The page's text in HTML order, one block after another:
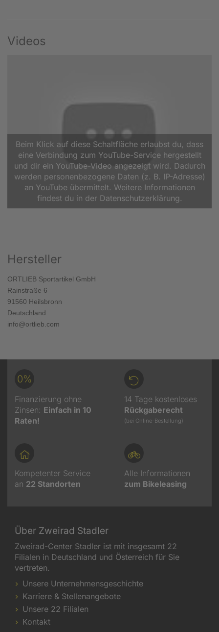
Videos
Beim Klick auf diese Schaltfläche erlaubst du, dass
eine Verbindung zum YouTube-Service hergestellt
und dir ein YouTube-Video angezeigt wird. Dadurch
werden personenbezogene Daten (z. B. IP-Adresse)
an YouTube übermittelt. Weitere Informationen
findest du in der Datenschutzerklärung.
Hersteller
ORTLIEB Sportartikel GmbH
Rainstraße 6
91560 Heilsbronn
Deutschland
info@ortlieb.com
0%
Finanzierung ohne
Zinsen: Einfach in 10
Raten!
14 Tage kostenloses
Rückgaberecht
(bei Online-Bestellung)
Kompetenter Service
an 22 Standorten
Alle Informationen
zum Bikeleasing
Über Zweirad Stadler
Zweirad-Center Stadler ist mit insgesamt 22
Filialen in Deutschland und Österreich für Sie
vertreten.
Unsere Unternehmensgeschichte
Karriere & Stellenangebote
Unsere 22 Filialen
Kontakt